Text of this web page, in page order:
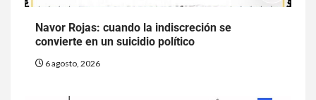
Navor Rojas: cuando la indiscreción se
convierte en un suicidio político
6 agosto, 2026